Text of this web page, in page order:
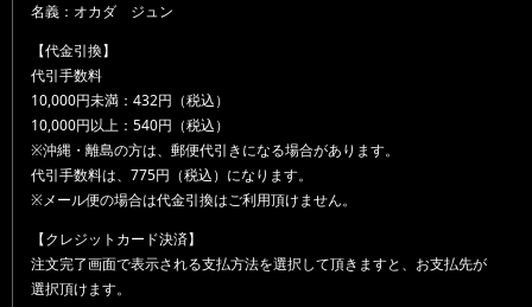
名義：オカダ ジュン
【代金引換】
代引手数料
10,000円未満：432円（税込）
10,000円以上：540円（税込）
※沖縄・離島の方は、郵便代引きになる場合があります。
代引手数料は、775円（税込）になります。
※メール便の場合は代金引換はご利用頂けません。
【クレジットカード決済】
注文完了画面で表示される支払方法を選択して頂きますと、お支払先が
選択頂けます。